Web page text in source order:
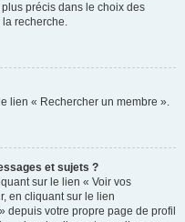
précis dans le choix des
la recherche.
lien « Rechercher un membre ».
et sujets ?
sur le lien « Voir vos
en cliquant sur le lien
depuis votre propre page de profil